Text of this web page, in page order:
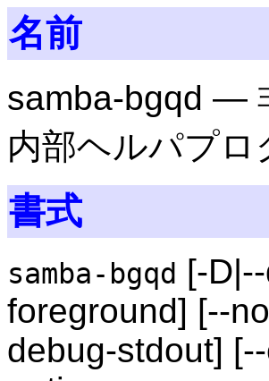
名前
samba-bgqd —
内部ヘルパプロ
書式
samba-bgqd [-
foreground] [--
debug-stdout]